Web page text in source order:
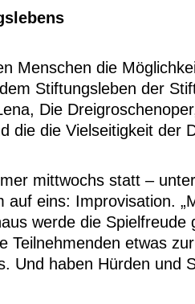
Menschen die
Stiftungsleben der
Die
die Vielseitigkeit der
mittwochs statt –
auf eins: Improvisation.
werde die
etwas
Und haben Hürden und